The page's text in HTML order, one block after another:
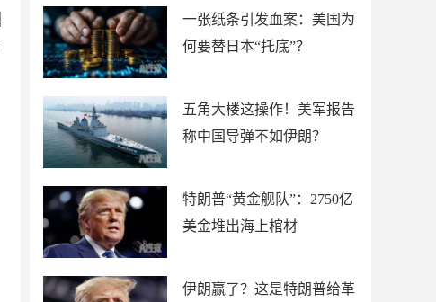
一张纸条引发血案：美国为
何要替日本“托底”？
五角大楼这操作！美军报告
称中国导弹不如伊朗？
特朗普“黄金舰队”：2750亿
美金堆出海上棺材
伊朗赢了？这是特朗普给革